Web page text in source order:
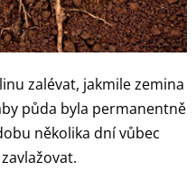
zalévat, jakmile zemina
půda byla permanentně
několika dní vůbec